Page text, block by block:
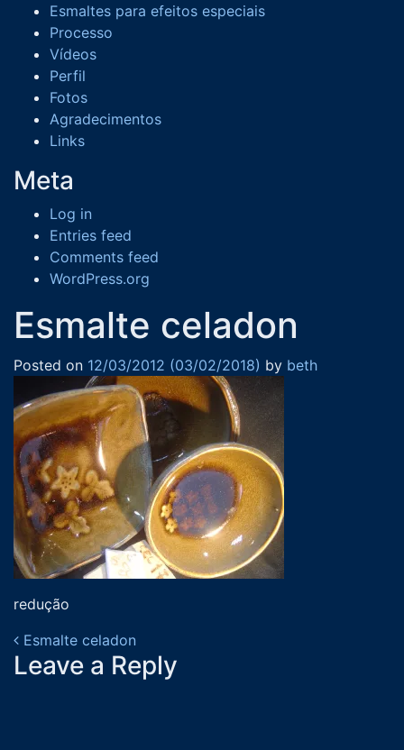
Esmaltes para efeitos especiais
Processo
Vídeos
Perfil
Fotos
Agradecimentos
Links
Meta
Log in
Entries feed
Comments feed
WordPress.org
Esmalte celadon
Posted on 12/03/2012 (03/02/2018) by beth
redução
Post navigation
Esmalte celadon
Leave a Reply